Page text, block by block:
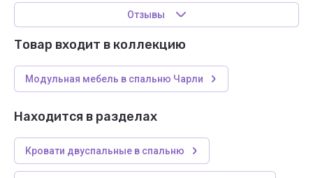
Отзывы
Товар входит в коллекцию
Модульная мебель в спальню Чарли
Находится в разделах
Кровати двуспальные в спальню